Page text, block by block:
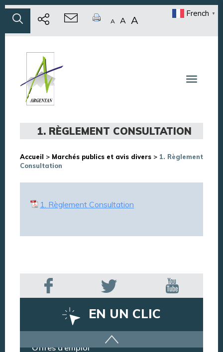
A A A
French ▼
Toggle
1. RÈGLEMENT CONSULTATION
Accueil > Marchés publics et avis divers > 1. Règlement
Consultation
1. Règlement Consultation
EN UN CLIC